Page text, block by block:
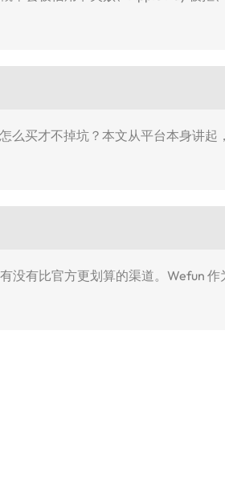
么买才不掉坑？本文从平台本身讲起
没有比官方更划算的渠道。Wefun